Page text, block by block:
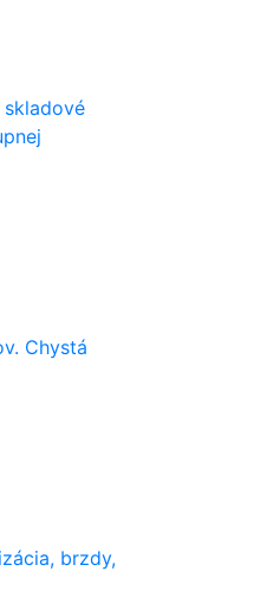
Chystá
brzdy,